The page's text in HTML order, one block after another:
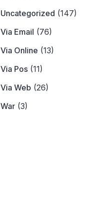
Uncategorized (147)
Via Email (76)
Via Online (13)
Via Pos (11)
Via Web (26)
War (3)